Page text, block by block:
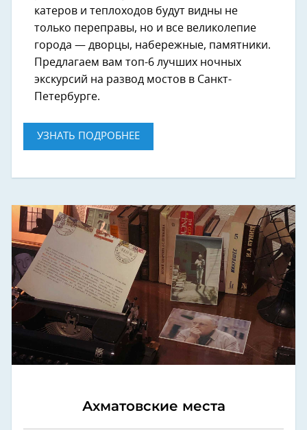
катеров и теплоходов будут видны не
только переправы, но и все великолепие
города — дворцы, набережные, памятники.
Предлагаем вам топ-6 лучших ночных
экскурсий на развод мостов в Санкт-
Петербурге.
УЗНАТЬ ПОДРОБНЕЕ
Ахматовские места